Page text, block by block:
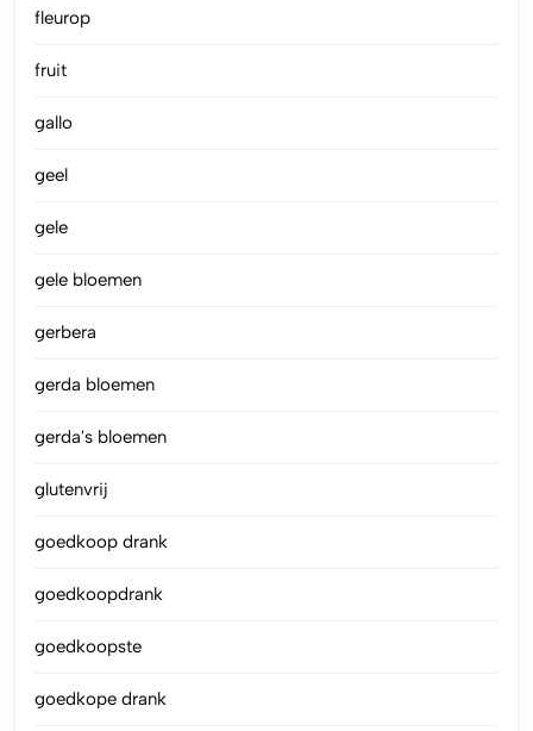
fleurop
fruit
gallo
geel
gele
gele bloemen
gerbera
gerda bloemen
gerda's bloemen
glutenvrij
goedkoop drank
goedkoopdrank
goedkoopste
goedkope drank